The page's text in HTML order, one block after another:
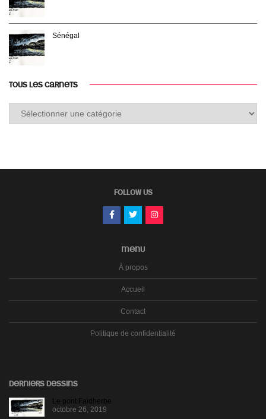
Sénégal
TOUS LES CARNETS
FOLLOW US
MENU
À propos
Accueil
Contact
Politique de confidentialité
DERNIERS DESSINS
Le pont Faidherbe
octobre 26, 2019